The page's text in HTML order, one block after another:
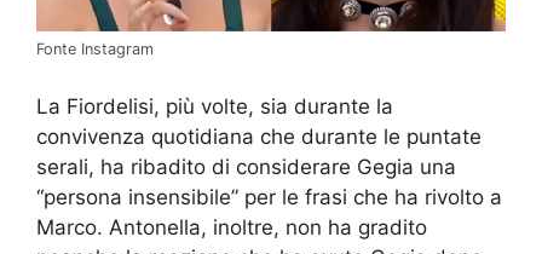
Fonte Instagram
La Fiordelisi, più volte, sia durante la
convivenza quotidiana che durante le puntate
serali, ha ribadito di considerare Gegia una
“persona insensibile” per le frasi che ha rivolto a
Marco. Antonella, inoltre, non ha gradito